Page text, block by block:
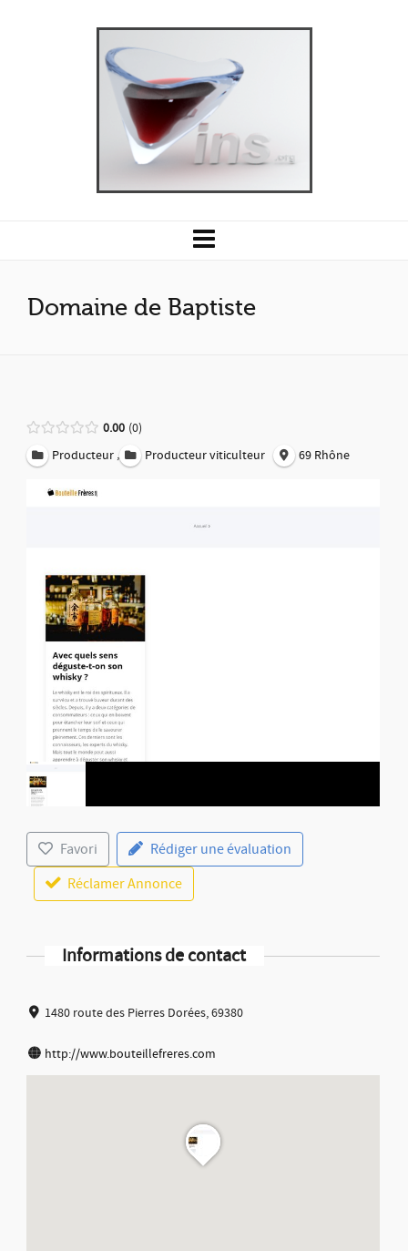
Domaine de Baptiste
0.00 0
Producteur , Producteur viticulteur 69 Rhône
Favori
Rédiger une évaluation
Réclamer Annonce
Informations de contact
1480 route des Pierres Dorées, 69380
http://www.bouteillefreres.com